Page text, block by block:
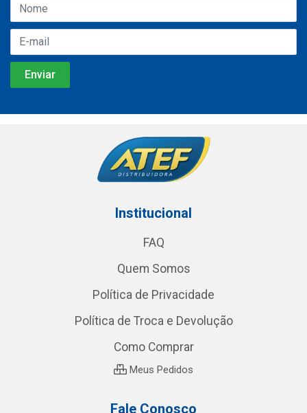
Institucional
FAQ
Quem Somos
Política de Privacidade
Política de Troca e Devolução
Como Comprar
Meus Pedidos
Fale Conosco